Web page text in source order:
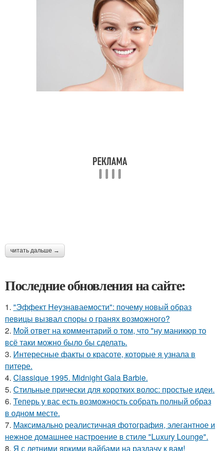
читать дальше →
Последние обновления на сайте:
1. "Эффект Неузнаваемости": почему новый образ
певицы вызвал споры о гранях возможного?
2. Мой ответ на комментарий о том, что "ну маникюр то
всё таки можно было бы сделать.
3. Интересные факты о красоте, которые я узнала в
питере.
4. Classique 1995. Midnight Gala Barbie.
5. Стильные прически для коротких волос: простые идеи.
6. Теперь у вас есть возможность собрать полный образ
в одном месте.
7. Максимально реалистичная фотография, элегантное и
нежное домашнее настроение в стиле "Luxury Lounge".
8. Я с летними яркими вайбами на раздачу к вам!